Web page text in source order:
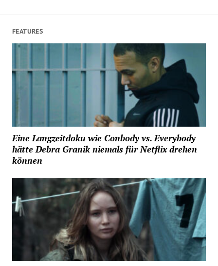
FEATURES
Eine Langzeitdoku wie Conbody vs. Everybody
hätte Debra Granik niemals für Netflix drehen
können